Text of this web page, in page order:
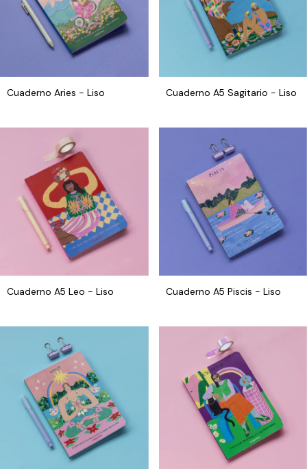
Cuaderno Aries - Liso Cuaderno A5 Sagitario - Liso
Cuaderno A5 Leo - Liso Cuaderno A5 Piscis - Liso